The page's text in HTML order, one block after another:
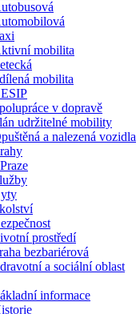
mobilita
mobilita
v dopravě
udržitelné mobility
a nalezená vozidla
prostředí
bezbariérová
a sociální oblast
informace